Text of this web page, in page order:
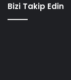
Bizi Takip Edin